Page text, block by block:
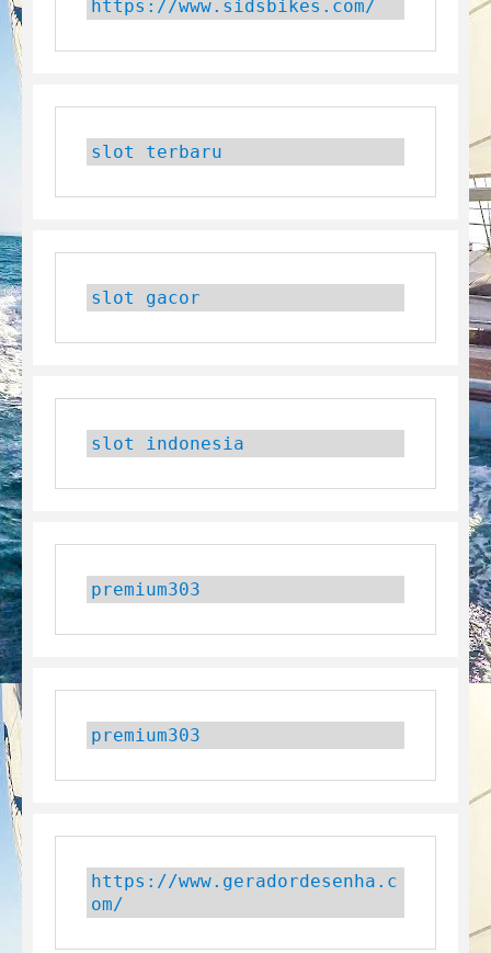
https://www.sidsbikes.com/
slot terbaru
slot gacor
slot indonesia
premium303
premium303
https://www.geradordesenha.c
om/